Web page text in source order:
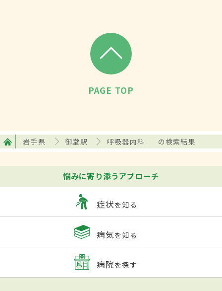
PAGE TOP
岩手県 御堂駅 呼吸器内科 の検索結果
悩みに寄り添うアプローチ
症状を知る
病気を知る
病院を探す